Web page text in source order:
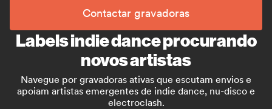
Contactar gravadoras
Labels indie dance procurando
novos artistas
Navegue por gravadoras ativas que escutam envios e
apoiam artistas emergentes de indie dance, nu-disco e
electroclash.